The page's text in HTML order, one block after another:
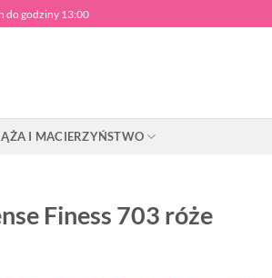
do godziny 13:00
I MACIERZYŃSTWO
Finess 703 róże